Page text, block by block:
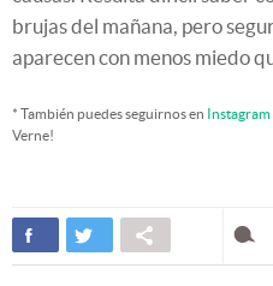
brujas del mañana, pero
aparecen con menos miedo
* También puedes seguirnos en Instagram
Verne!